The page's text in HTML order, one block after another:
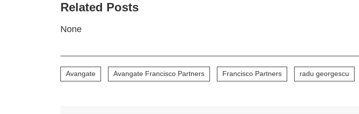
Related Posts
None
Avangate Avangate Francisco Partners Francisco Partners radu georgescu